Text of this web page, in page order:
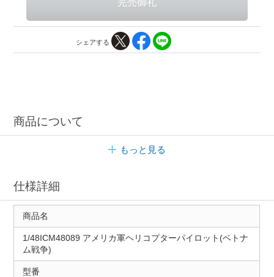
シェアする
商品について
もっと見る
仕様詳細
商品名
1/48ICM48089 アメリカ軍ヘリコプターパイロット(ベトナ
ム戦争)
型番